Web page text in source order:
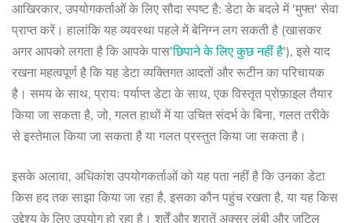
आखिरकार, उपयोगकर्ताओं के लिए सौदा स्पष्ट है: डेटा के बदले में 'मुफ्त' सेवा
प्राप्त करें। हालांकि यह व्यवस्था पहले में बेनिग्न लग सकती है (खासकर
अगर आपको लगता है कि आपके पास'छिपाने के लिए कुछ नहीं है'), इसे याद
रखना महत्वपूर्ण है कि यह डेटा व्यक्तिगत आदतों और रूटीन का परिचायक
है। समय के साथ, प्रायः पर्याप्त डेटा के साथ, एक विस्तृत प्रोफ़ाइल तैयार
किया जा सकता है, जो, गलत हाथों में या उचित संदर्भ के बिना, गलत तरीके
से इस्तेमाल किया जा सकता है या गलत प्रस्तुत किया जा सकता है।
इसके अलावा, अधिकांश उपयोगकर्ताओं को यह पता नहीं है कि उनका डेटा
किस हद तक साझा किया जा रहा है, इसका कौन पहुंच रखता है, या यह किस
उद्देश्य के लिए उपयोग हो रहा है। शर्तें और शरातें अक्सर लंबी और जटिल